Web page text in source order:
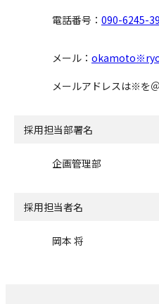
電話番号： 090-6245-
メール：
メールアドレスは※を
採用担当部署名
企画管理部
採用担当者名
岡本 将